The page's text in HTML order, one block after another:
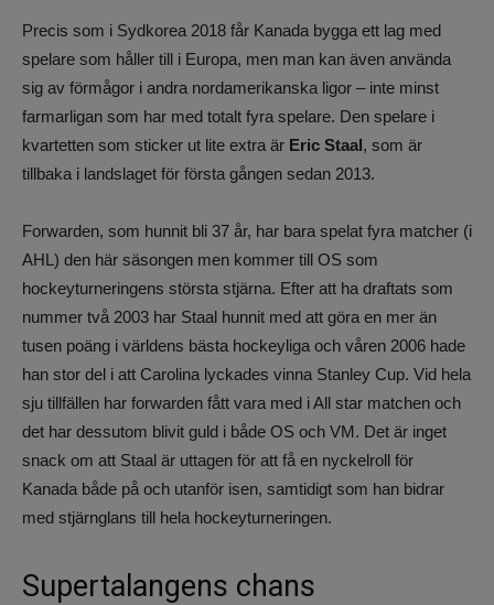
Precis som i Sydkorea 2018 får Kanada bygga ett lag med
spelare som håller till i Europa, men man kan även använda
sig av förmågor i andra nordamerikanska ligor – inte minst
farmarligan som har med totalt fyra spelare. Den spelare i
kvartetten som sticker ut lite extra är Eric Staal, som är
tillbaka i landslaget för första gången sedan 2013.
Forwarden, som hunnit bli 37 år, har bara spelat fyra matcher (i
AHL) den här säsongen men kommer till OS som
hockeyturneringens största stjärna. Efter att ha draftats som
nummer två 2003 har Staal hunnit med att göra en mer än
tusen poäng i världens bästa hockeyliga och våren 2006 hade
han stor del i att Carolina lyckades vinna Stanley Cup. Vid hela
sju tillfällen har forwarden fått vara med i All star matchen och
det har dessutom blivit guld i både OS och VM. Det är inget
snack om att Staal är uttagen för att få en nyckelroll för
Kanada både på och utanför isen, samtidigt som han bidrar
med stjärnglans till hela hockeyturneringen.
Supertalangens chans